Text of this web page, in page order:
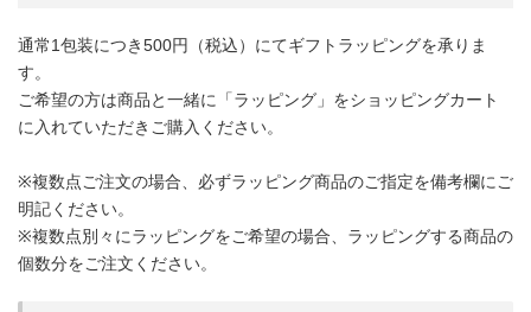
通常1包装につき500円（税込）にてギフトラッピングを承りま
す。
ご希望の方は商品と一緒に「ラッピング」をショッピングカート
に入れていただきご購入ください。
※複数点ご注文の場合、必ずラッピング商品のご指定を備考欄にご
明記ください。
※複数点別々にラッピングをご希望の場合、ラッピングする商品の
個数分をご注文ください。